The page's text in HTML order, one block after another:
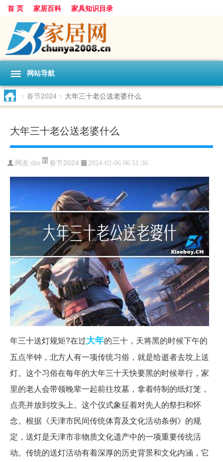
首 页 家居百科 家具知识目录
网站导航
> 春节2024 > 大年三十老公送老婆什么
大年三十老公送老婆什么
网友:dns 春节2024 2024-02-06 06:51:36
年三十送灯规矩?在过大年的三十，天将黑的时候下午的
五点半钟，北方人有一项传统习俗，就是给逝者去坟上送
灯。这个习俗在每年的大年三十天快要黑的时候举行，家
里的老人会带领晚辈一起前往坟墓，拿着特制的纸灯笼，
点亮并放到坟头上。这个仪式象征着对先人的祭扫和怀
念。根据《天津市民间传统体育及文化活动条例》的规
定，送灯是天津市非物质文化遗产中的一项重要传统活
动。传统的送灯活动有着深厚的历史背景和文化内涵，它